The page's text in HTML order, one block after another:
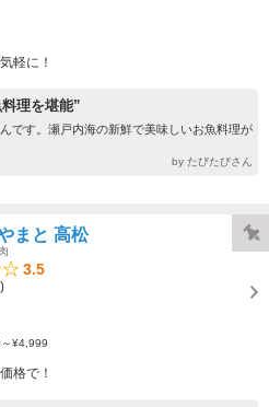
軽に！
理を堪能”
です。瀬戸内海の新鮮で美味しいお魚料理が
by たびたびさん
まと 高松
3.5
¥4,999
格で！